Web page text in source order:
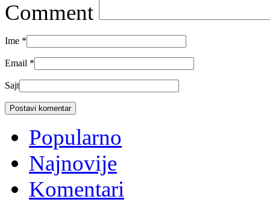
Comment
Ime *
Email *
Sajt
Popularno
Najnovije
Komentari